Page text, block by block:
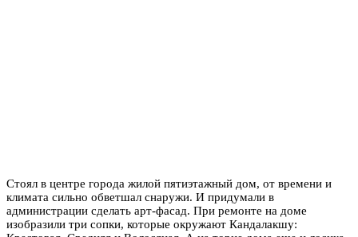
Стоял в центре города жилой пятиэтажный дом, от времени и
климата сильно обветшал снаружи. И придумали в
администрации сделать арт-фасад. При ремонте на доме
изобразили три сопки, которые окружают Кандалакшу: